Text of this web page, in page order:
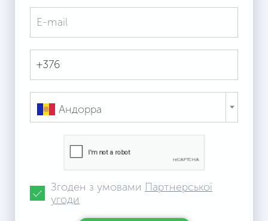
Андорра
Згоден з умовами Партнерської
угоди